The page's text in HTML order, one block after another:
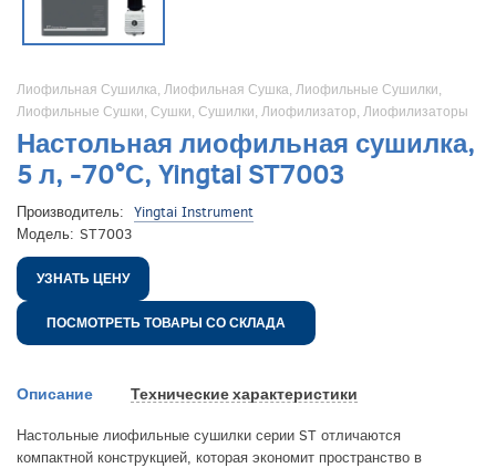
Лиофильная Сушилка, Лиофильная Сушка, Лиофильные Сушилки,
Лиофильные Сушки, Сушки, Сушилки, Лиофилизатор, Лиофилизаторы
Настольная лиофильная сушилка,
5 л, -70°С, Yingtai ST7003
Производитель: Yingtai Instrument
Модель: ST7003
УЗНАТЬ ЦЕНУ
ПОСМОТРЕТЬ ТОВАРЫ СО СКЛАДА
Описание Технические характеристики
Настольные лиофильные сушилки серии ST отличаются
компактной конструкцией, которая экономит пространство в